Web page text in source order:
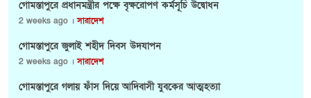
গোমস্তাপুরে প্রধানমন্ত্রীর পক্ষে বৃক্ষরোপণ কর্মসূচি উদ্বোধন
2 weeks ago ।সারাদেশ
গোমস্তাপুরে জুলাই শহীদ দিবস উদযাপন
2 weeks ago ।সারাদেশ
গোমস্তাপুরে গলায় ফাঁস দিয়ে আদিবাসী যুবকের আত্মহত্যা